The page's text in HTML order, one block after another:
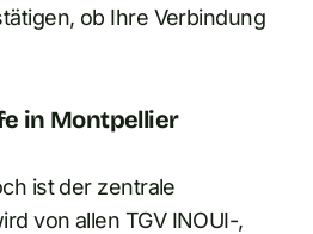
ob Ihre Verbindung
in Montpellier
ist der zentrale
von allen TGV INOUI-,